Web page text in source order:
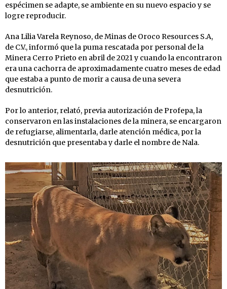
espécimen se adapte, se ambiente en su nuevo espacio y se
logre reproducir.
Ana Lilia Varela Reynoso, de Minas de Oroco Resources S.A,
de C.V., informó que la puma rescatada por personal de la
Minera Cerro Prieto en abril de 2021 y cuando la encontraron
era una cachorra de aproximadamente cuatro meses de edad
que estaba a punto de morir a causa de una severa
desnutrición.
Por lo anterior, relató, previa autorización de Profepa, la
conservaron en las instalaciones de la minera, se encargaron
de refugiarse, alimentarla, darle atención médica, por la
desnutrición que presentaba y darle el nombre de Nala.